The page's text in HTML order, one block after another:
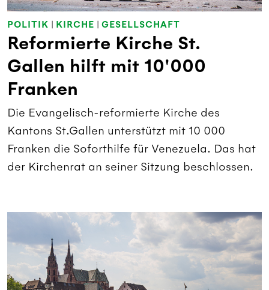
POLITIK KIRCHE GESELLSCHAFT
Reformierte Kirche St.
Gallen hilft mit 10'000
Franken
Die Evangelisch-reformierte Kirche des
Kantons St.Gallen unterstützt mit 10 000
Franken die Soforthilfe für Venezuela. Das hat
der Kirchenrat an seiner Sitzung beschlossen.